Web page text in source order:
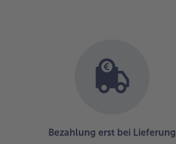
Bezahlung erst bei Lieferung